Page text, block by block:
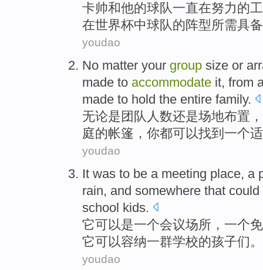
卡帅和他的球队一直在努力的
在世界杯中球队的 阵型所需具
youdao
No matter your group size or
made to accommodate it, from
made to hold the entire family.
无论是 团队 人数还是场地布置 ，
庭的帐篷， 你都可以找到 一个
youdao
It was to be a meeting place, a
rain, and somewhere that could
school kids.
它可以是一个会议场所 ，一个
它可以容纳一群学校的孩子们。
youdao